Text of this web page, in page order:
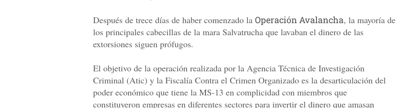
Después de trece días de haber comenzado la Operación Avalancha, la mayoría de
los principales cabecillas de la mara Salvatrucha que lavaban el dinero de las
extorsiones siguen prófugos.
El objetivo de la operación realizada por la Agencia Técnica de Investigación
Criminal (Atic) y la Fiscalía Contra el Crimen Organizado es la desarticulación del
poder económico que tiene la MS-13 en complicidad con miembros que
constituyeron empresas en diferentes sectores para invertir el dinero que amasan